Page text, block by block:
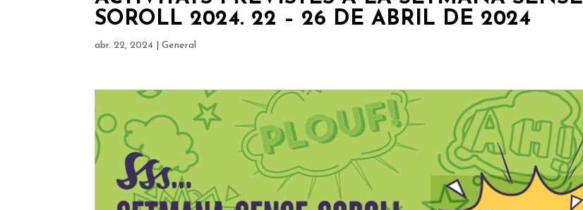
SOROLL 2024. 22 – 26 DE ABRIL DE 2024
abr. 22, 2024 |General